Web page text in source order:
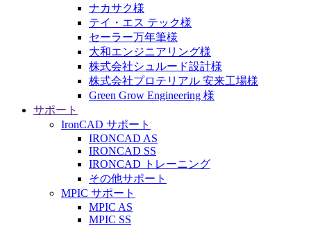
ナカサク様
テイ・エス テック様
セーラー万年筆様
大和エンジニアリング様
株式会社シュルード設計様
株式会社プロテリアル 安来工場様
Green Grow Engineering 様
サポート
IronCAD サポート
IRONCAD AS
IRONCAD SS
IRONCAD トレーニング
その他サポート
MPIC サポート
MPIC AS
MPIC SS